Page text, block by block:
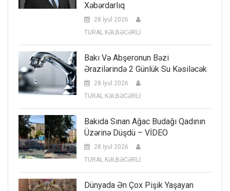
Xəbərdarlıq
28 İyul 2026
TURAL KƏLBƏCƏRLİ
Bakı Və Abşeronun Bəzi
Ərazilərində 2 Günlük Su Kəsiləcək
28 İyul 2026
TURAL KƏLBƏCƏRLİ
Bakıda Sınan Ağac Budağı Qadının
Üzərinə Düşdü – VİDEO
28 İyul 2026
TURAL KƏLBƏCƏRLİ
Dünyada Ən Çox Pişik Yaşayan